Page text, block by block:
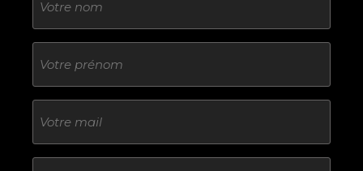
Sans
titre
E-
mail
Téléphone